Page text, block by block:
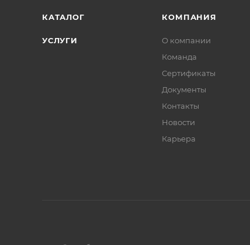
КАТАЛОГ
УСЛУГИ
КОМПАНИЯ
О компании
Команда
Сертификаты
Документы
Контакты
Новости
Карьера